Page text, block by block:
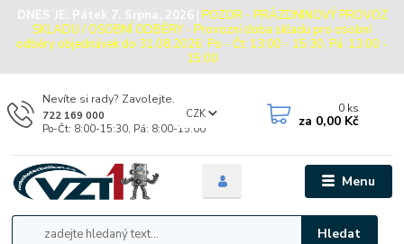
DNES JE: Pátek 7. Srpna, 2026 | POZOR - PRÁZDNINOVÝ PROVOZ
SKLADU / OSOBNÍ ODBĚRY - Provozní doba skladu pro osobní
odběry objednávek do 31.08.2026: Po - Čt: 13:00 - 15:30, Pá: 13:00 -
15:00
Menu
CZK
Hledat
Nevíte si rady? Zavolejte.
722 169 000
Po-Čt: 8:00-15:30, Pá: 8:00-15:00
0 ks
za 0,00 Kč